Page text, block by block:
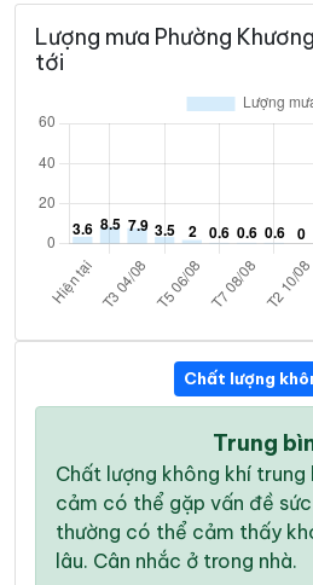
Lượng mưa Phường
tới
Chất lượng
Trung
Chất lượng không khí trung
cảm có thể gặp vấn đề
thường có thể cảm thấy
lâu. Cân nhắc ở trong nhà.